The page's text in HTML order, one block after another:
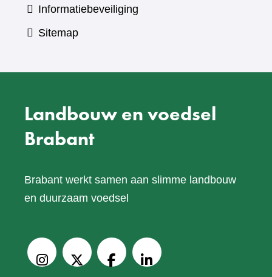
Informatiebeveiliging
Sitemap
Landbouw en voedsel
Brabant
Brabant werkt samen aan slimme landbouw
en duurzaam voedsel